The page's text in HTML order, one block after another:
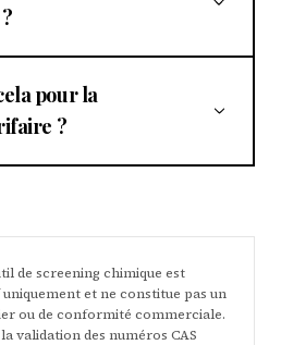
pour la
?
de screening chimique est
et ne constitue pas un
ou de conformité commerciale.
validation des numéros CAS